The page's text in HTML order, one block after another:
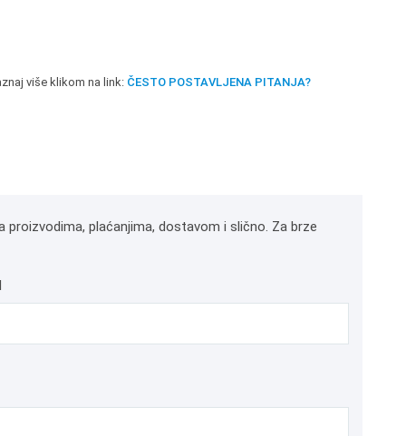
više klikom na link: ČESTO POSTAVLJENA PITANJA?
plaćanjima, dostavom i slično. Za brze